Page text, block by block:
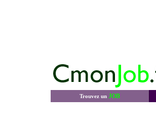
Trouvez un JOB